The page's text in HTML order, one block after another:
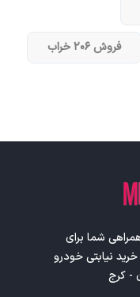
فروش ۲۰۶ خراب
شما برای
نیابتی خودرو
- کرج